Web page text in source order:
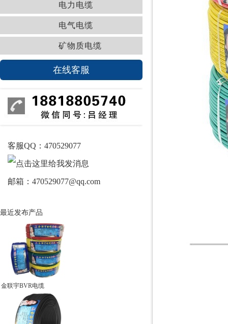
电力电缆
电气电缆
矿物质电缆
在线客服
客服QQ：470529077
邮箱：470529077@qq.com
最近发布产品
金联宇BVR电缆